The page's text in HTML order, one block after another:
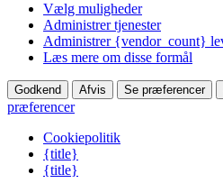
Vælg muligheder
Administrer tjenester
Administrer {vendor_count}
Læs mere om disse formål
Godkend Afvis Se præferencer
præferencer
Cookiepolitik
{title}
{title}